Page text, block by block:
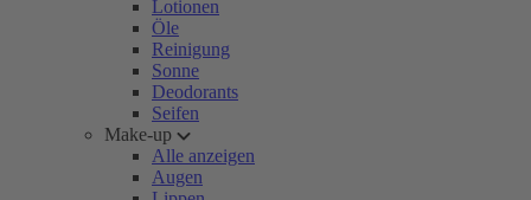
Lotionen
Öle
Reinigung
Sonne
Deodorants
Seifen
Make-up
Alle anzeigen
Augen